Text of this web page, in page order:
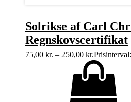
Solrikse af Carl
Regnskovscertifikat
75,00 kr. – 250,00 kr.